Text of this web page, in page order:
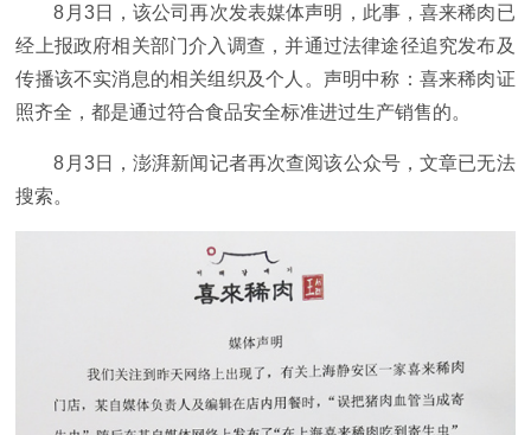
8月3日，该公司再次发表媒体声明，此事，喜来稀肉已
经上报政府相关部门介入调查，并通过法律途径追究发布及
传播该不实消息的相关组织及个人。声明中称：喜来稀肉证
照齐全，都是通过符合食品安全标准进过生产销售的。
8月3日，澎湃新闻记者再次查阅该公众号，文章已无法
搜索。